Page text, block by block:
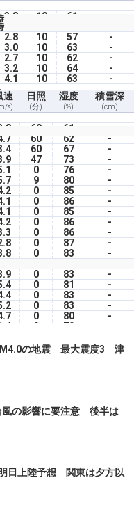
3.8 10 61
2.8 10 57
-
3.0 10 63
-
2.7 10 62
-
3.2 10 64
-
4.1 10 63 -
速
s)
日照
(分)
湿度
(%)
積雪深
(cm)
60 61
60 62
-
60 67
-
47 73
-
0 76
-
9 80
-
0 85
-
0 86
-
0 85
-
0 86
-
0 86
-
0 87
-
0 83
-
0 83
-
0 81
-
0 83
-
0 83
-
0 80
-
1.4 9 79
14 79
12 71
M4.0の地震 最大震度3 津
の影響に要注意 後半は
日上陸予想 関東は夕方以